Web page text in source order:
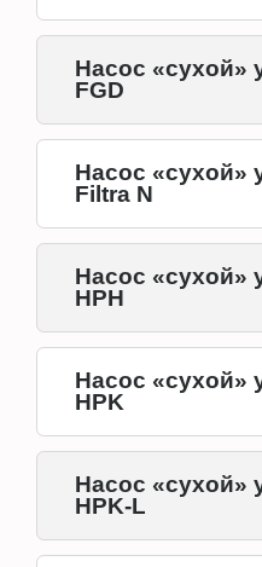
Насос «сухой»
FGD
Насос «сухой»
Filtra N
Насос «сухой»
HPH
Насос «сухой»
HPK
Насос «сухой»
HPK-L